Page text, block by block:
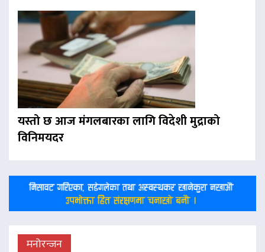
यस्तो छ आज मंगलबारका लागि विदेशी मुद्राको
विनिमयदर
मनोरन्जन